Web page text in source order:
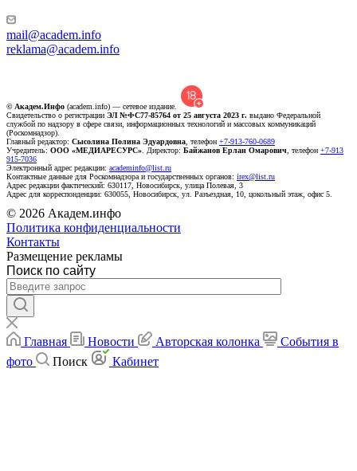
mail@academ.info
reklama@academ.info
© Академ.Инфо (academ.info) — сетевое издание.
Свидетельство о регистрации ЭЛ №ФС77-85764 от 25 августа 2023 г. выдано Федеральной
службой по надзору в сфере связи, информационных технологий и массовых коммуникаций
(Роскомнадзор).
Главный редактор: Сысолина Полина Эдуардовна , телефон +7-913-760-0689
Учредитель: ООО «МЕДИАРЕСУРС» . Директор: Байжанов Ерлан Омарович , телефон +7-913
915-7036
Электронный адрес редакции: academinfo@list.ru
Контактные данные для Роскомнадзора и государственных органов: irex@list.ru
Адрес редакции фактический: 630117, Новосибирск, улица Полевая, 3
Адрес для корреспонденции: 630055, Новосибирск, ул. Разъездная, 10, цокольный этаж, офис 5.
© 2026 Академ.инфо
Политика конфиденциальности
Контакты
Размещение рекламы
Поиск по сайту
Главная Новости Авторская колонка
События в
фото
Поиск Кабинет